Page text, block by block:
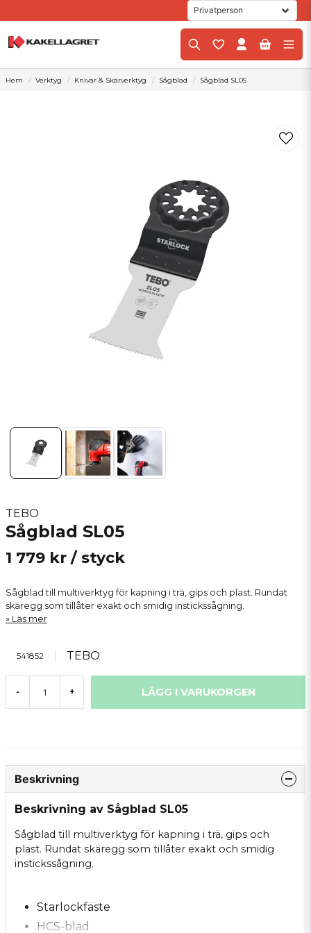
Hem Verktyg Knivar & Skärverktyg Sågblad Sågblad SL05
TEBO
Sågblad SL05
1 779 kr / styck
Sågblad till multiverktyg för kapning i trä, gips och plast. Rundat
skäregg som tillåter exakt och smidig instickssågning.
Läs mer
541852 TEBO
- + LÄGG I VARUKORGEN
Beskrivning
Beskrivning av Sågblad SL05
Sågblad till multiverktyg för kapning i trä, gips och
plast. Rundat skäregg som tillåter exakt och smidig
instickssågning.
Starlockfäste
HCS-blad